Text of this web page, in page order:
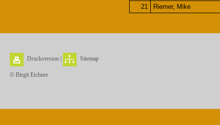
21
Riemer, Mike
Druckversion Sitemap
© Birgit Eichner